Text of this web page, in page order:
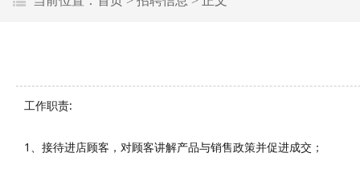
工作职责:
1、接待进店顾客，对顾客讲解产品与销售政策并促进成交；